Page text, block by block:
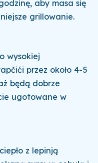
aby masa się
grillowanie.
wysokiej
przez około 4-5
będą dobrze
ugotowane w
z lepinją